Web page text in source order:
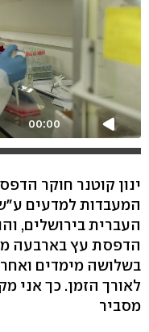
00:00
ינון קוטנר חוקר
המעבדות למדעים
הדפסת עץ בארבעה
בשלושה מימדים
לאורך הזמן. כך אני
מסביר